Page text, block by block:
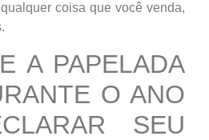
coisa que você venda,
A PAPELADA
O ANO
SEU